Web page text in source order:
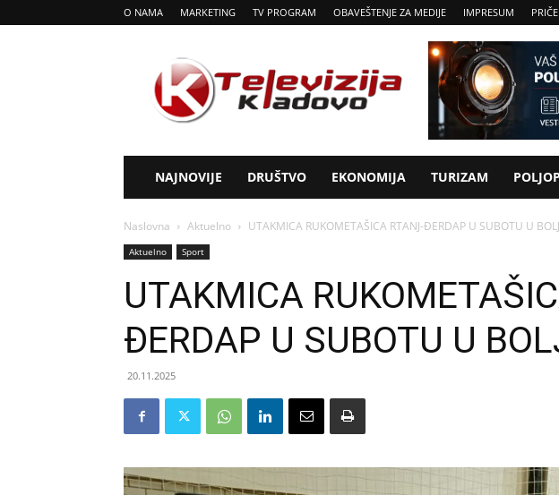
O NAMA MARKETING TV PROGRAM OBAVEŠTENJE ZA MEDIJE IMPRESUM
Tv
Kladovo
NAJNOVIJE DRUŠTVO EKONOMIJA TURIZAM
Naslovna Aktuelno UTAKMICA RUKOMETAŠICA RTANJ-ĐERDAP U SUBOTU U
Aktuelno Sport
UTAKMICA
ĐERDAP U SUBOTU U
20.11.2025